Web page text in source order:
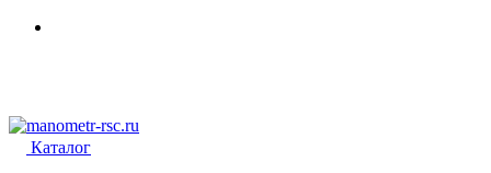
Каталог